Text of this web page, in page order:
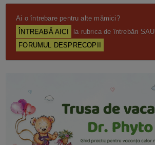
Ai o întrebare pentru alte mămici?
ÎNTREABĂ AICI
la rubrica de întrebări
FORUMUL DESPRECOPII